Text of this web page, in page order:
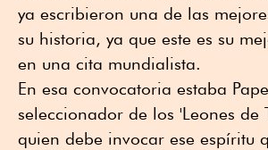
ya escribieron una de las
su historia, ya que este es su
en una cita mundialista.
En esa convocatoria estaba
seleccionador de los 'Leones de
quien debe invocar ese espíritu